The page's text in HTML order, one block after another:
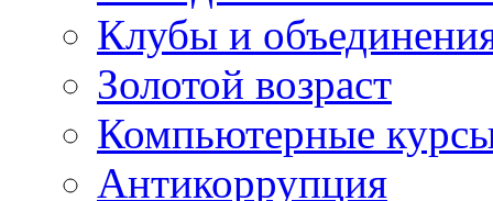
Клубы и
Золотой возраст
Компьютерные
Антикоррупция